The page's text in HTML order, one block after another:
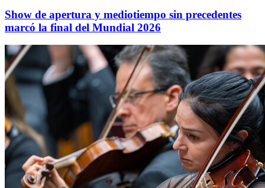
Show de apertura y mediotiempo sin precedentes
marcó la final del Mundial 2026